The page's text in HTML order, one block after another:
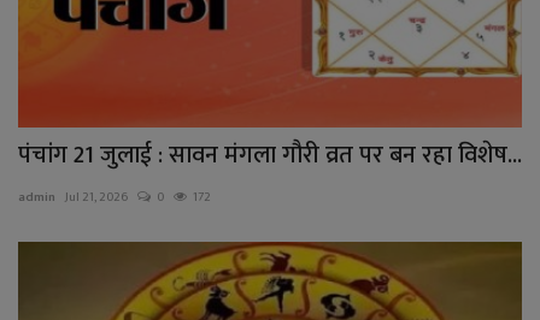
पंचांग 21 जुलाई : सावन मंगला गौरी व्रत पर बन रहा विशेष...
admin Jul 21, 2026 0 172